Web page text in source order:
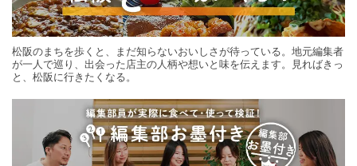
松阪のまちを歩くと、まだ知らないおいしさが待っている。地元編集者
が一人で巡り、出会った店主の人柄や想いと味を伝えます。見ればきっ
と、松阪に行きたくなる。